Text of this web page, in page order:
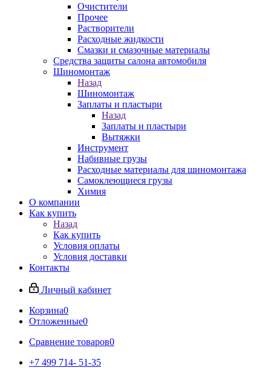
Очистители
Прочее
Растворители
Расходные жидкости
Смазки и смазочные материалы
Средства защиты салона автомобиля
Шиномонтаж
Назад
Шиномонтаж
Заплаты и пластыри
Назад
Заплаты и пластыри
Вытяжки
Инструмент
Набивные грузы
Расходные материалы для шиномонтажа
Самоклеющиеся грузы
Химия
О компании
Как купить
Назад
Как купить
Условия оплаты
Условия доставки
Контакты
Личный кабинет
Корзина0
Отложенные0
Сравнение товаров0
+7 499 714- 51-35